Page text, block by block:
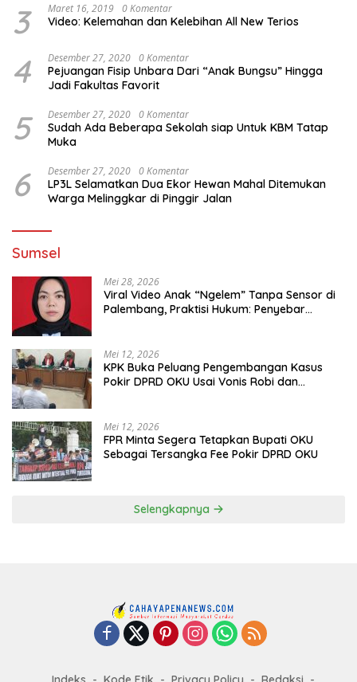
3 Maret 16, 2019 0 Komentar
Video: Kelemahan dan Kelebihan All New Terios
4 Desember 27, 2020 0 Komentar
Pejuangan Fisip Unbara Dari “Anak Bungsu” Hingga
Jadi Fakultas Favorit
5 Desember 27, 2020 0 Komentar
Sudah Ada Beberapa Sekolah siap Untuk KBM Tatap
Muka
6 Desember 27, 2020 0 Komentar
LP3L Selamatkan Dua Ekor Hewan Mahal Ditemukan
Warga Melinggkar di Pinggir Jalan
Sumsel
Mei 28, 2026
Viral Video Anak “Ngelem” Tanpa Sensor di
Palembang, Praktisi Hukum: Penyebar
Mei 12, 2026
KPK Buka Peluang Pengembangan Kasus
Pokir DPRD OKU Usai Vonis Robi dan
Mei 12, 2026
FPR Minta Segera Tetapkan Bupati OKU
Sebagai Tersangka Fee Pokir DPRD OKU
Selengkapnya